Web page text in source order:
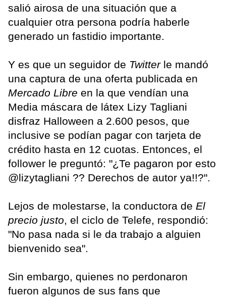
salió airosa de una situación que a
cualquier otra persona podría haberle
generado un fastidio importante.
Y es que un seguidor de Twitter le mandó
una captura de una oferta publicada en
Mercado Libre en la que vendían una
Media máscara de látex Lizy Tagliani
disfraz Halloween a 2.600 pesos, que
inclusive se podían pagar con tarjeta de
crédito hasta en 12 cuotas. Entonces, el
follower le preguntó: "¿Te pagaron por esto
@lizytagliani ?? Derechos de autor ya!!?".
Lejos de molestarse, la conductora de El
precio justo, el ciclo de Telefe, respondió:
"No pasa nada si le da trabajo a alguien
bienvenido sea".
Sin embargo, quienes no perdonaron
fueron algunos de sus fans que